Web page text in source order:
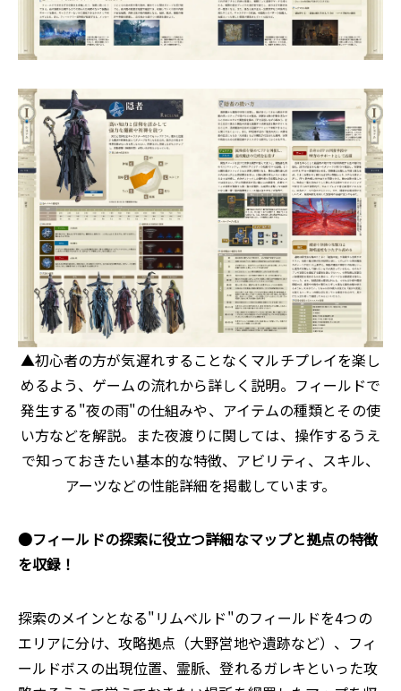
▲初心者の方が気遅れすることなくマルチプレイを楽し
めるよう、ゲームの流れから詳しく説明。フィールドで
発生する"夜の雨"の仕組みや、アイテムの種類とその使
い方などを解説。また夜渡りに関しては、操作するうえ
で知っておきたい基本的な特徴、アビリティ、スキル、
アーツなどの性能詳細を掲載しています。
●フィールドの探索に役立つ詳細なマップと拠点の特徴
を収録！
探索のメインとなる"リムベルド"のフィールドを4つの
エリアに分け、攻略拠点（大野営地や遺跡など）、フィ
ールドボスの出現位置、霊脈、登れるガレキといった攻